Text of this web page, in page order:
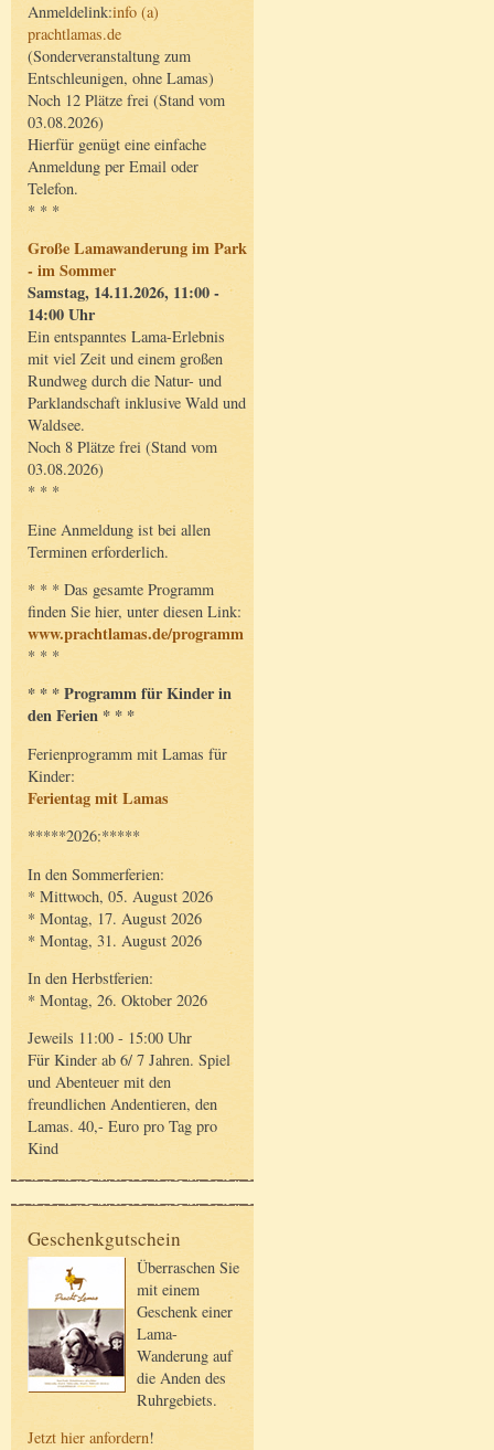
Anmeldelink:info (a)
prachtlamas.de
(Sonderveranstaltung zum
Entschleunigen, ohne Lamas)
Noch 12 Plätze frei (Stand vom
03.08.2026)
Hierfür genügt eine einfache
Anmeldung per Email oder
Telefon.
* * *
Große Lamawanderung im Park
- im Sommer
Samstag, 14.11.2026, 11:00 -
14:00 Uhr
Ein entspanntes Lama-Erlebnis
mit viel Zeit und einem großen
Rundweg durch die Natur- und
Parklandschaft inklusive Wald und
Waldsee.
Noch 8 Plätze frei (Stand vom
03.08.2026)
* * *
Eine Anmeldung ist bei allen
Terminen erforderlich.
* * * Das gesamte Programm
finden Sie hier, unter diesen Link:
www.prachtlamas.de/programm
* * *
* * * Programm für Kinder in
den Ferien * * *
Ferienprogramm mit Lamas für
Kinder:
Ferientag mit Lamas
*****2026:*****
In den Sommerferien:
* Mittwoch, 05. August 2026
* Montag, 17. August 2026
* Montag, 31. August 2026
In den Herbstferien:
* Montag, 26. Oktober 2026
Jeweils 11:00 - 15:00 Uhr
Für Kinder ab 6/ 7 Jahren. Spiel
und Abenteuer mit den
freundlichen Andentieren, den
Lamas. 40,- Euro pro Tag pro
Kind
Geschenkgutschein
Überraschen Sie
mit einem
Geschenk einer
Lama-
Wanderung auf
die Anden des
Ruhrgebiets.
Jetzt hier anfordern!